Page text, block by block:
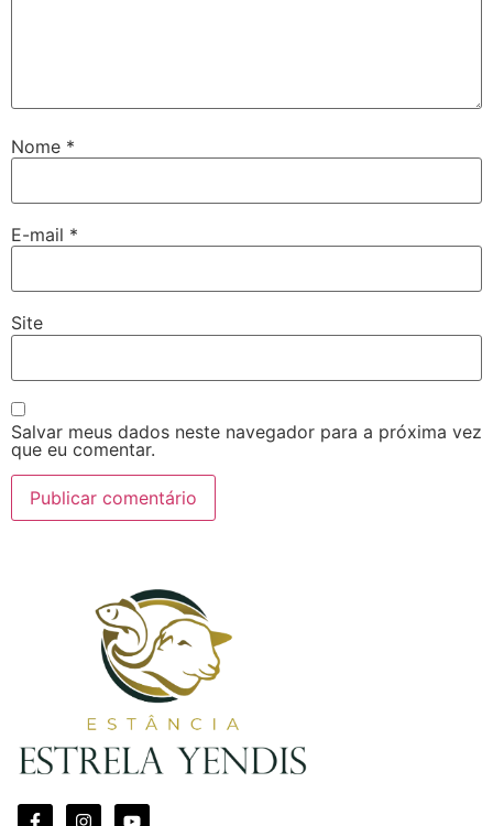
Nome *
E-mail *
Site
Salvar meus dados neste navegador para a próxima vez
que eu comentar.